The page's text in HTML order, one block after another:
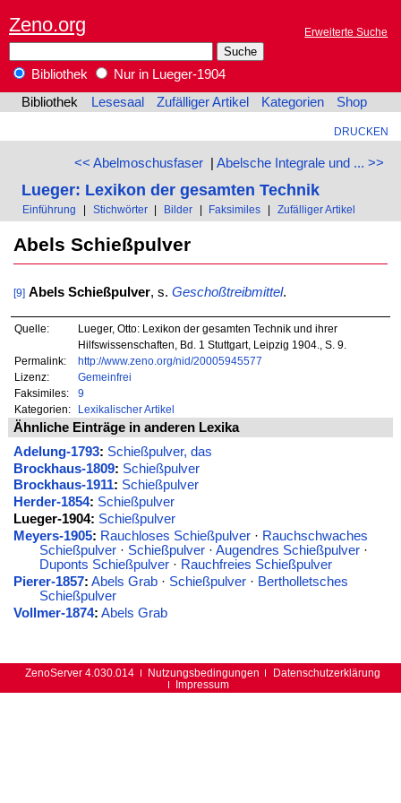
Zeno.org Erweiterte Suche
Bibliothek
Nur in Lueger-1904
Bibliothek
Lesesaal Zufälliger Artikel Kategorien Shop
DRUCKEN
<< Abelmoschusfaser| Abelsche Integrale und ... >>
Lueger: Lexikon der gesamten Technik
Einführung | Stichwörter | Bilder | Faksimiles | Zufälliger Artikel
Abels Schießpulver
[9] Abels Schießpulver, s. Geschoßtreibmittel.
Quelle:
Lueger, Otto: Lexikon der gesamten Technik und ihrer
Hilfswissenschaften, Bd. 1 Stuttgart, Leipzig 1904., S. 9.
Permalink:
http://www.zeno.org/nid/20005945577
Lizenz:
Gemeinfrei
Faksimiles:
9
Kategorien:
Lexikalischer Artikel
Ähnliche Einträge in anderen Lexika
Adelung-1793: Schießpulver, das
Brockhaus-1809: Schießpulver
Brockhaus-1911: Schießpulver
Herder-1854: Schießpulver
Lueger-1904: Schießpulver
Meyers-1905: Rauchloses Schießpulver· Rauchschwaches
Schießpulver· Schießpulver· Augendres Schießpulver·
Duponts Schießpulver· Rauchfreies Schießpulver
Pierer-1857: Abels Grab· Schießpulver· Bertholletsches
Schießpulver
Vollmer-1874: Abels Grab
ZenoServer 4.030.014 Nutzungsbedingungen
Datenschutzerklärung
Impressum